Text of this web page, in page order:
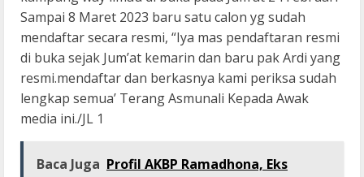
Sampai 8 Maret 2023 baru satu calon yg sudah
mendaftar secara resmi, “Iya mas pendaftaran resmi
di buka sejak Jum’at kemarin dan baru pak Ardi yang
resmi.mendaftar dan berkasnya kami periksa sudah
lengkap semua’ Terang Asmunali Kepada Awak
media ini./JL 1
Baca Juga Profil AKBP Ramadhona, Eks